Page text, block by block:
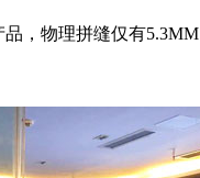
，物理拼缝仅有